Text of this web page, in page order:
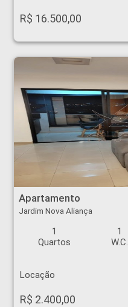
R$ 16.500,00
Apartamento - Jardim Nova Aliança - Ribeirão Preto
Apartamento
Jardim Nova Aliança
1
Quartos
1
W.C.
Locação
R$ 2.400,00